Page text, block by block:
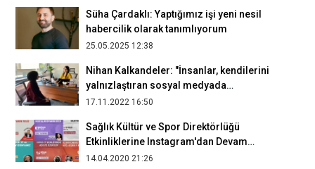
Süha Çardaklı: Yaptığımız işi yeni nesil
habercilik olarak tanımlıyorum
25.05.2025 12:38
Nihan Kalkandeler: "İnsanlar, kendilerini
yalnızlaştıran sosyal medyada
yalnızlıklarını gidermeye çalışıyor”
17.11.2022 16:50
Sağlık Kültür ve Spor Direktörlüğü
Etkinliklerine Instagram'dan Devam
Ediyor
14.04.2020 21:26